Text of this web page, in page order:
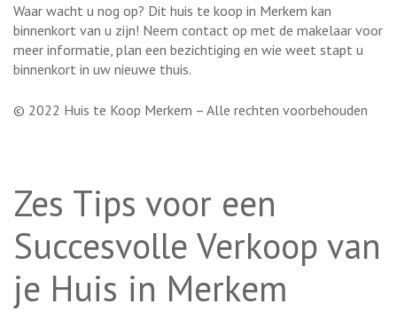
Waar wacht u nog op? Dit huis te koop in Merkem kan
binnenkort van u zijn! Neem contact op met de makelaar voor
meer informatie, plan een bezichtiging en wie weet stapt u
binnenkort in uw nieuwe thuis.
© 2022 Huis te Koop Merkem – Alle rechten voorbehouden
Zes Tips voor een
Succesvolle Verkoop van
je Huis in Merkem